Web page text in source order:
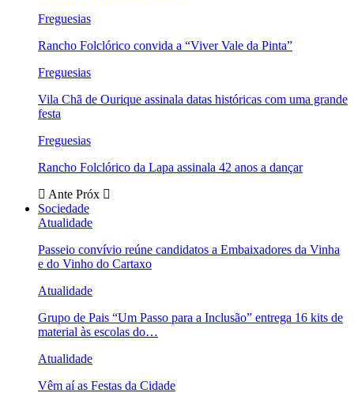
Freguesias
Rancho Folclórico convida a “Viver Vale da Pinta”
Freguesias
Vila Chã de Ourique assinala datas históricas com uma grande
festa
Freguesias
Rancho Folclórico da Lapa assinala 42 anos a dançar
Ante Próx
Sociedade
Atualidade
Passeio convívio reúne candidatos a Embaixadores da Vinha
e do Vinho do Cartaxo
Atualidade
Grupo de Pais “Um Passo para a Inclusão” entrega 16 kits de
material às escolas do…
Atualidade
Vêm aí as Festas da Cidade